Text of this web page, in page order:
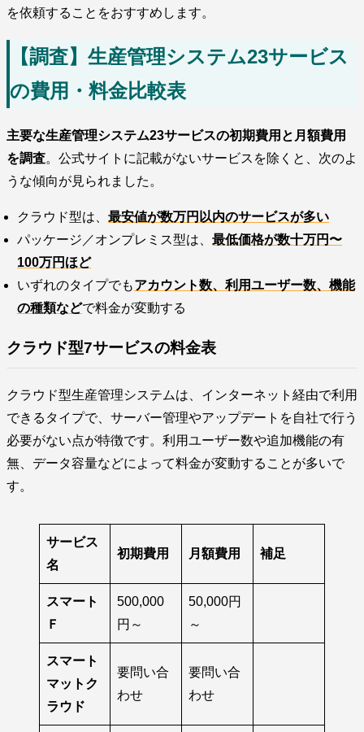
を依頼することをおすすめします。
【調査】生産管理システム23サービス
の費用・料金比較表
主要な生産管理システム23サービスの初期費用と月額費用
を調査。公式サイトに記載がないサービスを除くと、次のよ
うな傾向が見られました。
クラウド型は、 最安値が数万円以内のサービスが多い
パッケージ／オンプレミス型は、 最低価格が数十万円〜
100万円ほど
いずれのタイプでもアカウント数、利用ユーザー数、機能
の種類などで料金が変動する
クラウド型7サービスの料金表
クラウド型生産管理システムは、インターネット経由で利用
できるタイプで、サーバー管理やアップデートを自社で行う
必要がない点が特徴です。利用ユーザー数や追加機能の有
無、データ容量などによって料金が変動することが多いで
す。
サービス
名
初期費用 月額費用 補足
スマート
Ｆ
500,000
円～
50,000円
～
スマート
マットク
ラウド
要問い合
わせ
要問い合
わせ